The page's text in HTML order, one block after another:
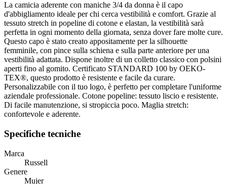
La camicia aderente con maniche 3/4 da donna è il capo
d'abbigliamento ideale per chi cerca vestibilità e comfort. Grazie al
tessuto stretch in popeline di cotone e elastan, la vestibilità sarà
perfetta in ogni momento della giornata, senza dover fare molte cure.
Questo capo è stato creato appositamente per la silhouette
femminile, con pince sulla schiena e sulla parte anteriore per una
vestibilità adattata. Dispone inoltre di un colletto classico con polsini
aperti fino al gomito. Certificato STANDARD 100 by OEKO-
TEX®, questo prodotto è resistente e facile da curare.
Personalizzabile con il tuo logo, è perfetto per completare l'uniforme
aziendale professionale. Cotone popeline: tessuto liscio e resistente.
Di facile manutenzione, si stropiccia poco. Maglia stretch:
confortevole e aderente.
Specifiche tecniche
Marca
Russell
Genere
Mujer